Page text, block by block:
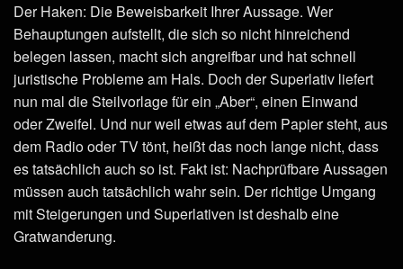
Der Haken: Die Beweisbarkeit Ihrer Aussage. Wer
Behauptungen aufstellt, die sich so nicht hinreichend
belegen lassen, macht sich angreifbar und hat schnell
juristische Probleme am Hals. Doch der Superlativ liefert
nun mal die Steilvorlage für ein „Aber“, einen Einwand
oder Zweifel. Und nur weil etwas auf dem Papier steht, aus
dem Radio oder TV tönt, heißt das noch lange nicht, dass
es tatsächlich auch so ist. Fakt ist: Nachprüfbare Aussagen
müssen auch tatsächlich wahr sein. Der richtige Umgang
mit Steigerungen und Superlativen ist deshalb eine
Gratwanderung.